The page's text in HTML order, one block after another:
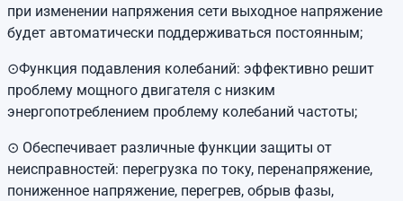
при изменении напряжения сети выходное напряжение
будет автоматически поддерживаться постоянным;
⊙Функция подавления колебаний: эффективно решит
проблему мощного двигателя с низким
энергопотреблением проблему колебаний частоты;
⊙ Обеспечивает различные функции защиты от
неисправностей: перегрузка по току, перенапряжение,
пониженное напряжение, перегрев, обрыв фазы,